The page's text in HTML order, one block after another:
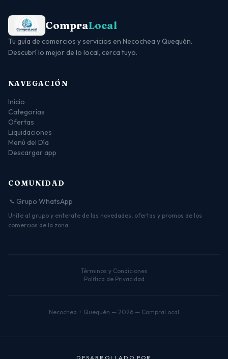
CompraLocal
Tu guía de comercios y servicios en Necochea y Quequén.
Descubrí lo mejor de lo local, cerca tuyo.
NAVEGACIÓN
Inicio
Categorías
Ofertas
Liquidaciones
Menú del Día
Descargar app
COMUNIDAD
Grupo WhatsApp
Unite al grupo y enterate de las novedades, ofertas y promos de los
comercios de la zona.
Términos y Condiciones
Política de Privacidad
Necochea + Quequén — 2026 — CompraLocal
D ES A R R O L L A D O P O R